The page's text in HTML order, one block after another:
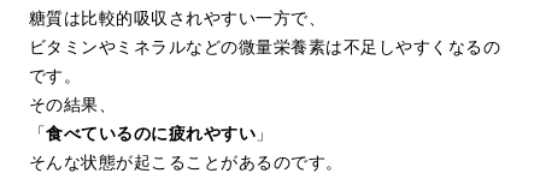
糖質は比較的吸収されやすい一方で、
ビタミンやミネラルなどの微量栄養素は不足しやすくなるの
です。
その結果、
「食べているのに疲れやすい 」
そんな状態が起こることがあるのです。